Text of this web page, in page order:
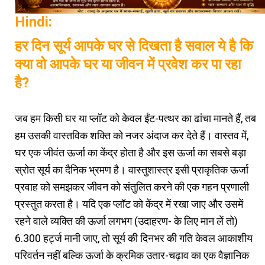
Hindi:
हर दिन सूर्य आपके घर से दिखता है सवाल ये है कि
क्या वो आपके घर या जीवन में प्रवेश कर पा रहा
है?
जब हम किसी घर या प्लॉट को केवल ईंट-पत्थर का ढांचा मानते हैं, तब
हम उसकी वास्तविक शक्ति को नजर अंदाज कर देते हैं। वास्तव में,
घर एक जीवंत ऊर्जा का केंद्र होता है और इस ऊर्जा का सबसे बड़ा
स्रोत सूर्य का दैनिक भ्रमण है। वास्तुशास्त्र इसी प्राकृतिक ऊर्जा
प्रवाह को समझकर जीवन को संतुलित करने की एक गहन प्रणाली
प्रस्तुत करता है। यदि एक प्लॉट को केंद्र में रखा जाए और उसमें
रहने वाले व्यक्ति की ऊर्जा लगभग (उदाहरण- के लिए मान लें तो)
6.300 हर्ट्ज मानी जाए, तो सूर्य की दिनभर की गति केवल आकाशीय
परिवर्तन नहीं बल्कि ऊर्जा के क्रमिक उतार-चढ़ाव का एक वैज्ञानिक